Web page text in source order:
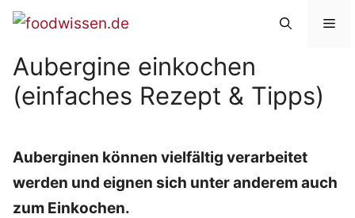
Zum
springen
Aubergine einkochen
(einfaches Rezept & Tipps)
Auberginen können vielfältig verarbeitet
werden und eignen sich unter anderem auch
zum Einkochen.